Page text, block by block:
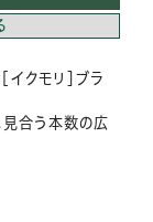
クモリ］ブラ
合う本数の広